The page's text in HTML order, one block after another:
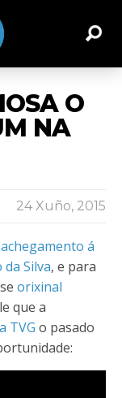
O
NA
24 Xuño, 2015
á
Silva, e para
orixinal
que a
TVG o pasado